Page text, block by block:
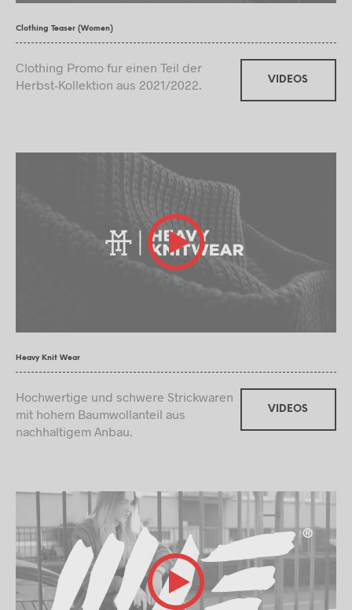
Clothing Teaser (Women)
Clothing Promo fur einen Teil der
Herbst-Kollektion aus 2021/2022.
VIDEOS
Heavy Knit Wear
Hochwertige und schwere Strickwaren
mit hohem Baumwollanteil aus
nachhaltigem Anbau.
VIDEOS